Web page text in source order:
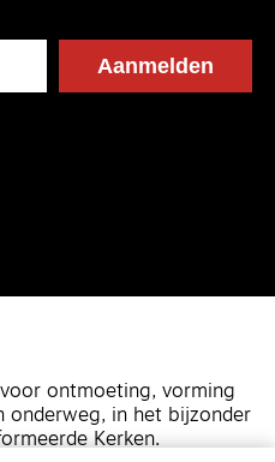
ontmoeting, vorming
onderweg, in het bijzonder
Kerken.